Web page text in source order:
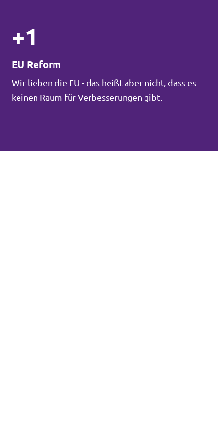
+1
EU Reform
Wir lieben die EU - das heißt aber nicht, dass es
keinen Raum für Verbesserungen gibt.